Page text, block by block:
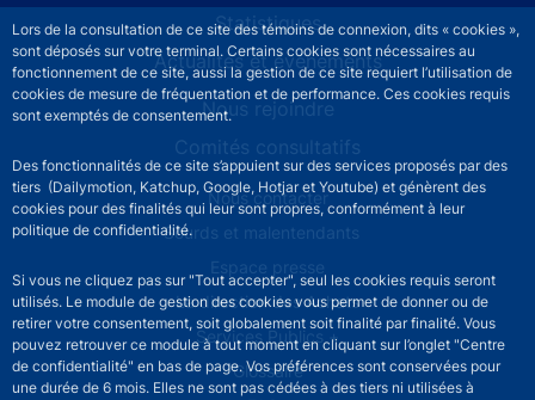
Lors de la consultation de ce site des témoins de connexion, dits « cookies »,
sont déposés sur votre terminal. Certains cookies sont nécessaires au
fonctionnement de ce site, aussi la gestion de ce site requiert l’utilisation de
cookies de mesure de fréquentation et de performance. Ces cookies requis
sont exemptés de consentement.
Des fonctionnalités de ce site s’appuient sur des services proposés par des
tiers (Dailymotion, Katchup, Google, Hotjar et Youtube) et génèrent des
cookies pour des finalités qui leur sont propres, conformément à leur
politique de confidentialité.
Si vous ne cliquez pas sur "Tout accepter", seul les cookies requis seront
utilisés. Le module de gestion des cookies vous permet de donner ou de
retirer votre consentement, soit globalement soit finalité par finalité. Vous
pouvez retrouver ce module à tout moment en cliquant sur l’onglet "Centre
de confidentialité" en bas de page. Vos préférences sont conservées pour
une durée de 6 mois. Elles ne sont pas cédées à des tiers ni utilisées à
Statistiques
Actualités et événements
Nous rejoindre
Comités consultatifs
Footer secondary menuNous contacter
Sourds et malentendants
Espace presse
La direction des Achats
Services Publics +
Glossaire